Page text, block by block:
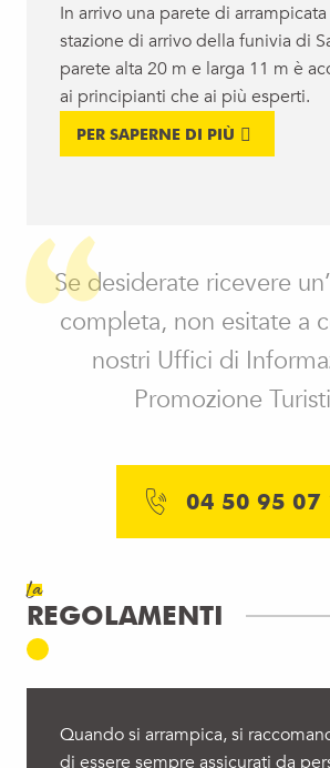
In arrivo una parete di
stazione di arrivo della funivia di
parete alta 20 m e larga 11 m è
ai principianti che ai più esperti.
PER SAPERNE DI PIÙ
Se desiderate ricevere
completa, non esitate a
nostri Uffici di
Promozione
04 50 95 07
La
REGOLAMENTI
Quando si arrampica, si
di essere sempre assicurati da